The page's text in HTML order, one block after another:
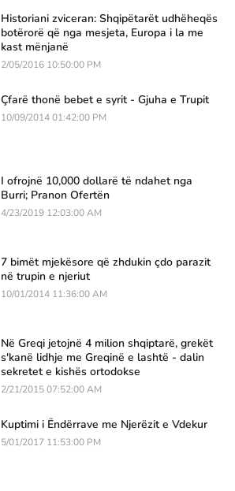
Historiani zviceran: Shqipëtarët udhëheqës
botërorë që nga mesjeta, Europa i la me
kast mënjanë
2/05/2016 10:50:00 PM
Çfarë thonë bebet e syrit - Gjuha e Trupit
10/09/2014 01:42:00 PM
I ofrojnë 10,000 dollarë të ndahet nga
Burri; Pranon Ofertën
4/23/2019 12:03:00 AM
7 bimët mjekësore që zhdukin çdo parazit
në trupin e njeriut
10/01/2014 11:36:00 AM
Në Greqi jetojnë 4 milion shqiptarë, grekët
s'kanë lidhje me Greqinë e lashtë - dalin
sekretet e kishës ortodokse
2/21/2015 07:52:00 AM
Kuptimi i Ëndërrave me Njerëzit e Vdekur
5/01/2017 11:53:00 PM